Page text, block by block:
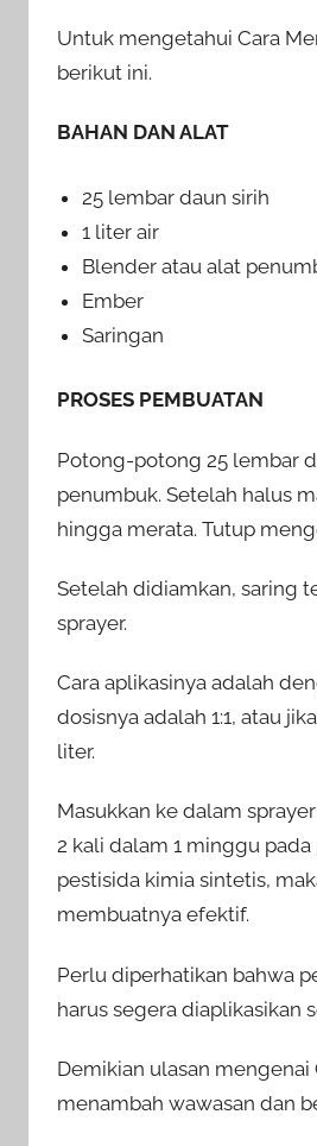
Untuk mengetahui Cara
berikut ini.
BAHAN DAN ALAT
25 lembar daun sirih
1 liter air
Blender atau alat
Ember
Saringan
PROSES PEMBUATAN
Potong-potong 25 lembar
penumbuk. Setelah halus
hingga merata. Tutup
Setelah didiamkan, saring
sprayer.
Cara aplikasinya adalah
dosisnya adalah 1:1, atau
liter.
Masukkan ke dalam
2 kali dalam 1 minggu
pestisida kimia sintetis,
membuatnya efektif.
Perlu diperhatikan bahwa
harus segera diaplikasikan
Demikian ulasan
menambah wawasan dan